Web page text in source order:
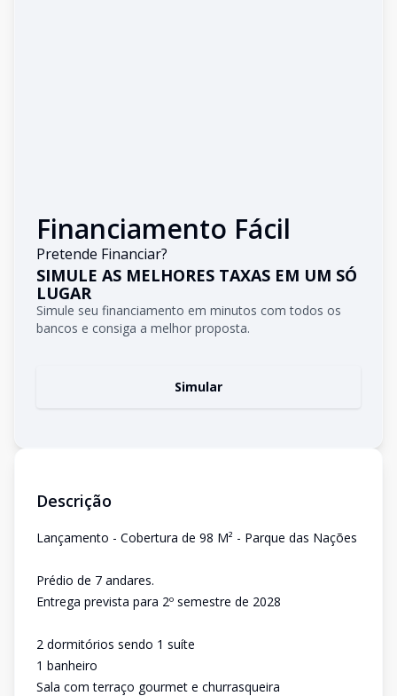
Financiamento Fácil
Pretende Financiar?
SIMULE AS MELHORES TAXAS EM UM SÓ
LUGAR
Simule seu financiamento em minutos com todos os
bancos e consiga a melhor proposta.
Simular
Descrição
Lançamento - Cobertura de 98 M² - Parque das Nações
Prédio de 7 andares.
Entrega prevista para 2º semestre de 2028
2 dormitórios sendo 1 suíte
1 banheiro
Sala com terraço gourmet e churrasqueira